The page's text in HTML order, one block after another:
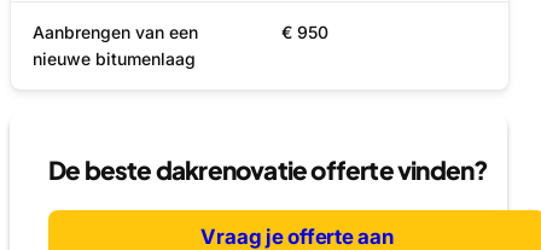
Aanbrengen van een
nieuwe bitumenlaag
€ 950
De beste dakrenovatie offerte vinden?
Vraag je offerte aan